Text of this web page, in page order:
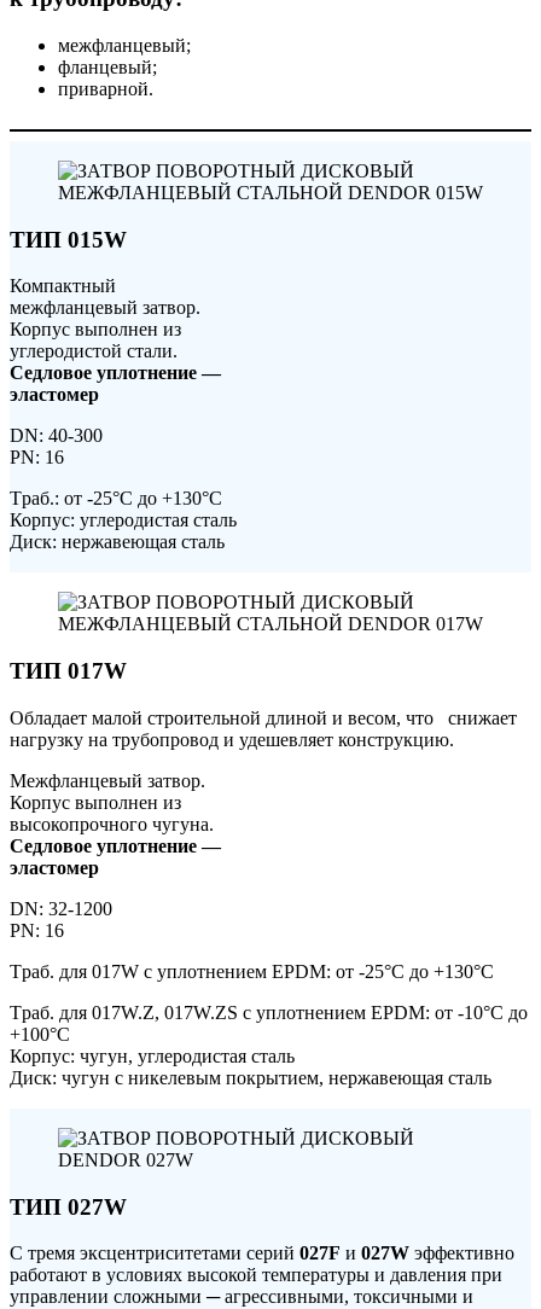
межфланцевый;
фланцевый;
приварной.
ТИП 015W
Компактный
межфланцевый затвор.
Корпус выполнен из
углеродистой стали.
Седловое уплотнение —
эластомер
DN: 40-300
PN: 16
Tраб.: от -25°C до +130°C
Корпус: углеродистая сталь
Диск: нержавеющая сталь
ТИП 017W
Обладает малой строительной длиной и весом, что снижает
нагрузку на трубопровод и удешевляет конструкцию.
Межфланцевый затвор.
Корпус выполнен из
высокопрочного чугуна.
Седловое уплотнение —
эластомер
DN: 32-1200
PN: 16
Tраб. для 017W с уплотнением EPDM: от -25°C до +130°C
Tраб. для 017W.Z, 017W.ZS с уплотнением EPDM: от -10°C до
+100°C
Корпус: чугун, углеродистая сталь
Диск: чугун с никелевым покрытием, нержавеющая сталь
ТИП 027W
С тремя эксцентриситетами серий 027F и 027W эффективно
работают в условиях высокой температуры и давления при
управлении сложными ─ агрессивными, токсичными и